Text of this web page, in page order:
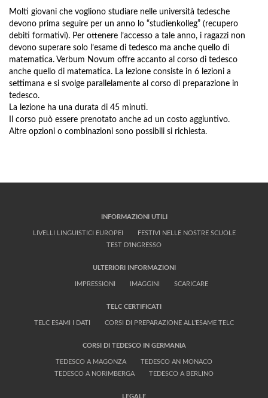
Molti giovani che vogliono studiare nelle università tedesche
devono prima seguire per un anno lo “studienkolleg” (recupero
debiti formativi). Per ottenere l’accesso a tale anno, i ragazzi non
devono superare solo l’esame di tedesco ma anche quello di
matematica. Verbum Novum offre accanto al corso di tedesco
anche quello di matematica. La lezione consiste in 6 lezioni a
settimana e si svolge parallelamente al corso di preparazione in
tedesco.
La lezione ha una durata di 45 minuti.
Il corso può essere prenotato anche ad un costo aggiuntivo.
Altre opzioni o combinazioni sono possibili si richiesta.
INFORMAZIONI UTILI
LIVELLI LINGUISTICI EUROPEI
FESTIVI NELLE NOSTRE SCUOLE
TEST D'INGRESSO
ULTERIORI INFORMAZIONI
IMPRESSIONI IMAGGINI SCARICARE
TELC CERTIFICATI
TELC ESAMI I DATI CORSI DI PREPARAZIONE ALL'ESAME TELC
CORSI DI TEDESCO IN GERMANIA
TEDESCO A MAGONZA
TEDESCO AN MONACO
TEDESCO A NORIMBERGA
TEDESCO A BERLINO
LEGALE